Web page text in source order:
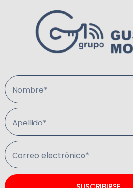
Nombre*
Apellido*
Correo electrónico*